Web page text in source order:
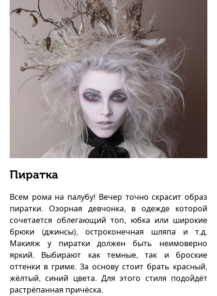
Пиратка
Всем рома на палубу! Вечер точно скрасит образ
пиратки. Озорная девчонка, в одежде которой
сочетается облегающий топ, юбка или широкие
брюки (джинсы), остроконечная шляпа и т.д.
Макияж у пиратки должен быть неимоверно
яркий. Выбирают как темные, так и броские
оттенки в гриме. За основу стоит брать красный,
жёлтый, синий цвета. Для этого стиля подойдёт
растрёпанная причёска.